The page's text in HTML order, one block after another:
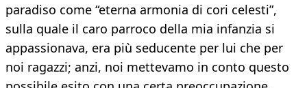
paradiso come “eterna armonia di cori celesti”,
sulla quale il caro parroco della mia infanzia si
appassionava, era più seducente per lui che per
noi ragazzi; anzi, noi mettevamo in conto questo